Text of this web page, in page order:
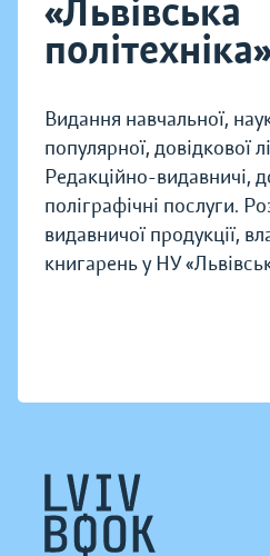
«Львівська
Видання навчальної,
популярної, довідкової
Редакційно-видавничі,
поліграфічні послуги.
видавничої продукції,
книгарень у НУ